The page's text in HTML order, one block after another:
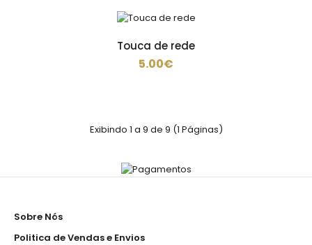
5.00€
Touca de rede
5.00€
Exibindo 1 a 9 de 9 (1 Páginas)
Sobre Nós
Politica de Vendas e Envios